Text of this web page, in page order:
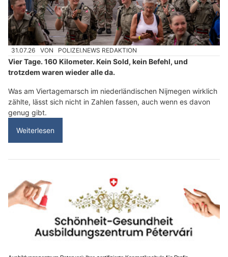
31.07.26 VON POLIZEI.NEWS REDAKTION
Vier Tage. 160 Kilometer. Kein Sold, kein Befehl, und
trotzdem waren wieder alle da.
Was am Viertagemarsch im niederländischen Nijmegen wirklich
zählte, lässt sich nicht in Zahlen fassen, auch wenn es davon
genug gibt.
Weiterlesen